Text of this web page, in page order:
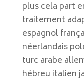
plus cela part
traitement
espagnol
néerlandais
turc arabe
hébreu italien